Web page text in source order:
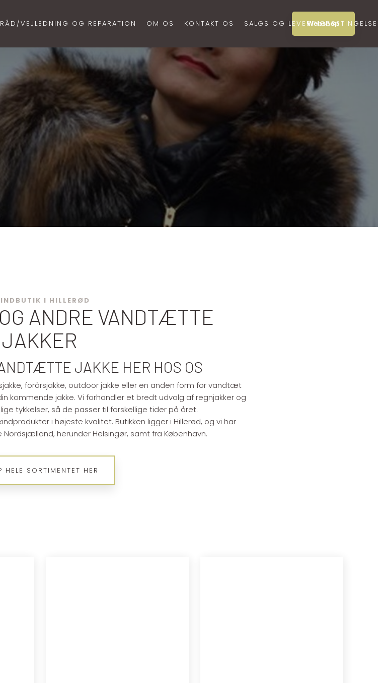
RÅD/VEJLEDNING OG REPARATION OM OS KONTAKT OS SALGS OG Webshop
I HILLERØD
ANDRE VANDTÆTTE
JAKKER
JAKKE HER HOS OS
forårsjakke, outdoor jakke eller en anden form for vandtæt
kommende jakke. Vi forhandler et bredt udvalg af regnjakker og
tykkelser, så de passer til forskellige tider på året.
i højeste kvalitet. Butikken ligger i Hillerød, og vi har
herunder Helsingør, samt fra København.
HELE SORTIMENTET HER